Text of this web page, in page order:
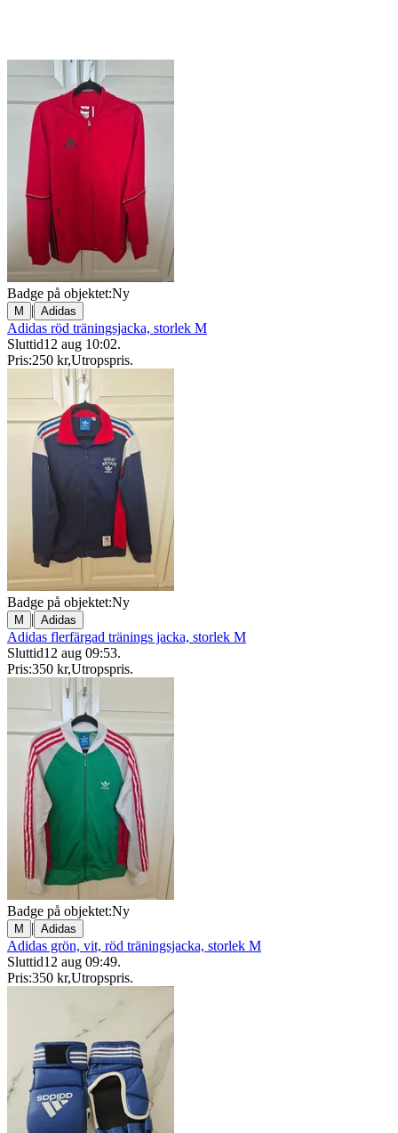
Badge på objektet:Ny
M | Adidas
Adidas röd träningsjacka, storlek M
Sluttid12 aug 10:02.
Pris:250 kr,Utropspris.
Badge på objektet:Ny
M | Adidas
Adidas flerfärgad tränings jacka, storlek M
Sluttid12 aug 09:53.
Pris:350 kr,Utropspris.
Badge på objektet:Ny
M | Adidas
Adidas grön, vit, röd träningsjacka, storlek M
Sluttid12 aug 09:49.
Pris:350 kr,Utropspris.